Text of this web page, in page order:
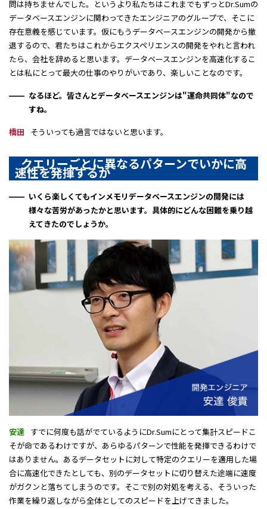
問は持ちませんでした。というより私たちはこれまでもずっとDr.Sumの
データベースエンジンに関わってきたエンジニアのグループで、そこに
存在意義を感じています。仮にもうデータベースエンジンの開発から撤
退するので、君たちはこれからエクスペリエンスの開発をやれと言われ
たら、会社を辞めると思います。データベースエンジンを高速化するこ
とは私にとって最大の仕事のやりがいであり、楽しいことなのです。
なるほど。皆さんとデータベースエンジンは"運命共同体"なので
すね。
橋田
そういっても過言ではないと思います。
クエリーごとに異なるパターンでいかに高
速性を発揮するか
いくら楽しくてもインメモリデータベースエンジンの開発には
様々な苦労があったかと思います。具体的にどんな困難を乗り越
えてきたのでしょうか。
安達 すでに何度も話がでているようにDr.Sumにとって集計スピードこ
そが命であるわけですが、あらゆるパターンで性能を発揮できるわけで
はありません。あるデータセットに対して特定のクエリーを適用した場
合に高速化できたとしても、別のデータセットに切り替えた途端に速度
がガクンと落ちてしまうのです。そこで別の対処を考える、そういった
作業を繰り返しながら全体としてのスピードを上げてきました。